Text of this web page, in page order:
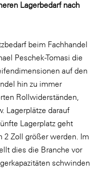
Lagerbedarf nach
beim Fachhandel
Peschek-Tomasi die
auf den
hin zu immer
Rollwiderständen,
Lagerplätze darauf
Lagerplatz geht
2 Zoll größer werden. Im
dies die Branche vor
schwinden